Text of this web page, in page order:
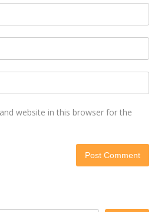
website in this browser for the